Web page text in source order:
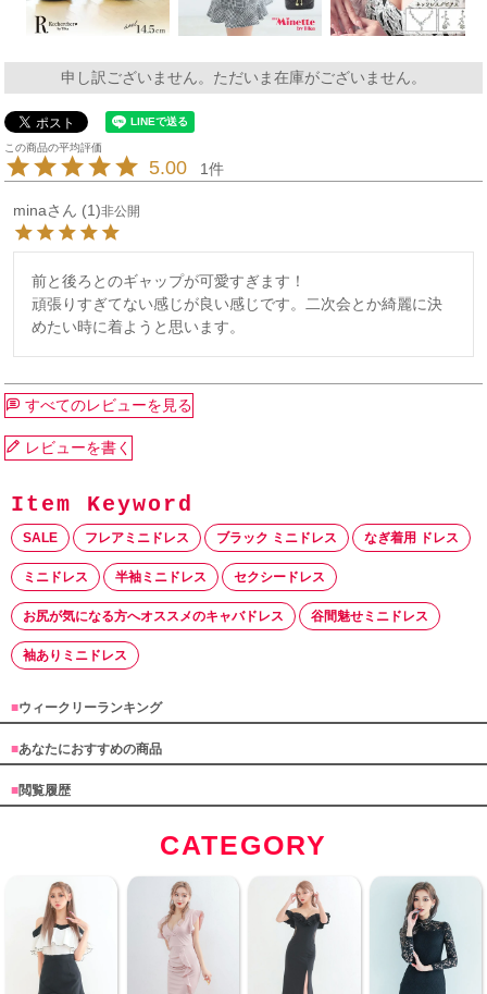
申し訳ございません。ただいま在庫がございません。
5.00 1
mina 1 非公開
前と後ろとのギャップが可愛すぎます！
頑張りすぎてない感じが良い感じです。二次会とか綺麗に決
めたい時に着ようと思います。
すべてのレビューを見る
レビューを書く
SALE フレアミニドレス ブラック ミニドレス なぎ着用 ドレス
ミニドレス 半袖ミニドレス セクシードレス
お尻が気になる方へオススメのキャバドレス 谷間魅せミニドレス
袖ありミニドレス
■ウィークリーランキング
■あなたにおすすめの商品
■閲覧履歴
CATEGORY